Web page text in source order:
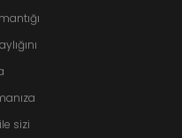
sizi